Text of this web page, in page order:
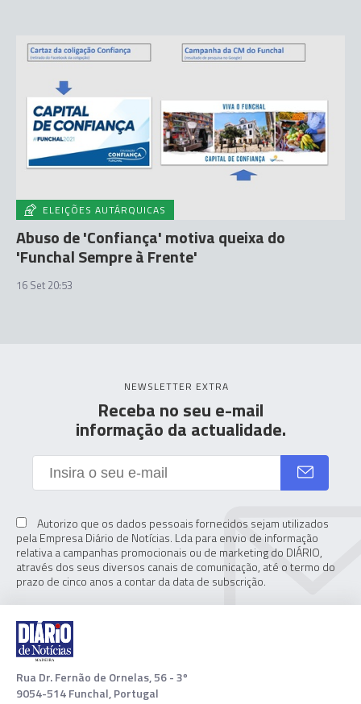
ELEIÇÕES AUTÁRQUICAS
Abuso de 'Confiança' motiva queixa do
'Funchal Sempre à Frente'
16 Set 20:53
NEWSLETTER EXTRA
Receba no seu e-mail
informação da actualidade.
Autorizo que os dados pessoais fornecidos sejam utilizados
pela Empresa Diário de Notícias. Lda para envio de informação
relativa a campanhas promocionais ou de marketing do DIÁRIO,
através dos seus diversos canais de comunicação, até o termo do
prazo de cinco anos a contar da data de subscrição.
Rua Dr. Fernão de Ornelas, 56 - 3º
9054-514 Funchal, Portugal